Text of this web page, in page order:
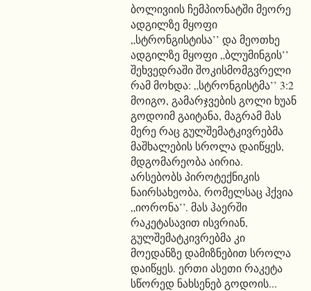
ბოლივიის ჩემპიონატში მეორე
ადგილზე მყოფი
„სტრონგისტისა’’ და მეოთხე
ადგილზე მყოფი „ბლუმინგის’’
შეხვედრაში შოკისმომგვრელი
რამ მოხდა: „სტრონგისტმა’’ 3:2
მოიგო, გამარჯვების გოლი ხუან
გოდოიმ გაიტანა, მაგრამ მას
მერე რაც გულშემატკივრებმა
მაშხალების სროლა დაიწყეს,
მდგომარეობა აირია.
არსებობს პიროტექნიკის
ნაირსახეობა, რომელსაც ჰქვია
„იორონა’’. მას ჰაერში
რაკეტასავით ისვრიან,
გულშემატკივრებმა კი
მოედანზე დამიზნებით სროლა
დაიწყეს. ერთი ასეთი რაკეტა
სწორედ ნახსენებ გოდოის...